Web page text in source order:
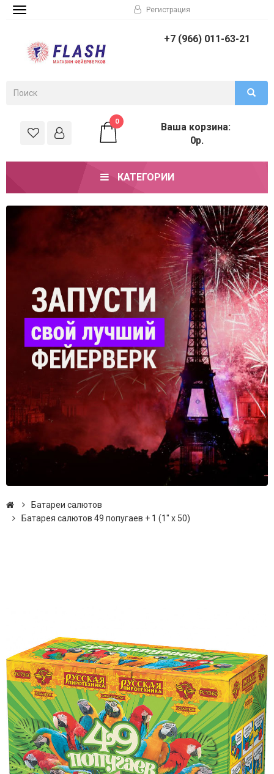
Toggle
Регистрация
+7 (966) 011-63-21
0
Ваша корзина:
0р.
КАТЕГОРИИ
Батареи салютов
Батарея салютов 49 попугаев + 1 (1" х 50)